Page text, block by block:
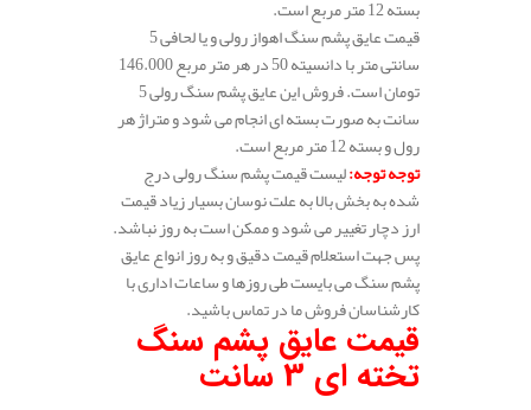
بسته 12 متر مربع است.
قیمت عایق پشم سنگ اهواز رولی و یا لحافی 5
سانتی متر با دانسیته 50 در هر متر مربع 146.000
تومان است. فروش این عایق پشم سنگ رولی 5
سانت به صورت بسته ای انجام می شود و متراژ هر
رول و بسته 12 متر مربع است.
توجه توجه:لیست قیمت پشم سنگ رولی درج
شده به بخش بالا به علت نوسان بسیار زیاد قیمت
ارز دچار تغییر می شود و ممکن است به روز نباشد.
پس جهت استعلام قیمت دقیق و به روز انواع عایق
پشم سنگ می بایست طی روزها و ساعات اداری با
کارشناسان فروش ما در تماس باشید.
قیمت عایق پشم سنگ
تخته ای 3 سانت